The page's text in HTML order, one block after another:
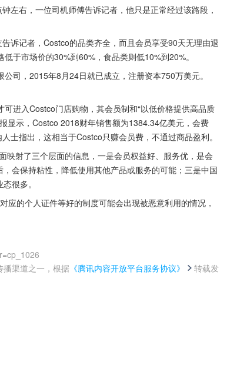
左右，一位司机师傅告诉记者，他只是正常经过该路段，
诉记者，Costco的品类齐全，而且会员享受90天无理由退
于市场价的30%到60%，食品类则低10%到20%。
司，2015年8月24日就已成立，注册资本750万美元。
进入Costco门店购物，其会员制和“以低价格提供高品质
显示，Costco 2018财年销售额为1384.34亿美元，会费
士指出，这相当于Costco只赚会员费，不通过商品盈利。
映射了三个层面的信息，一是会员权益好、服务优，是会
会保持粘性，降低使用其他产品或服务的可能；三是中国
很多。
应的个人证件等好的制度可能会出现被恶意利用的情况，
播渠道之一，根据 《腾讯内容开放平台服务协议》
转载发